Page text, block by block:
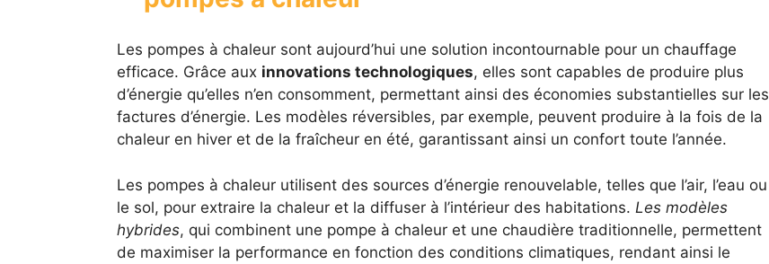
Les pompes à chaleur sont aujourd’hui une solution incontournable pour un chauffage
efficace. Grâce aux innovations technologiques, elles sont capables de produire plus
d’énergie qu’elles n’en consomment, permettant ainsi des économies substantielles sur les
factures d’énergie. Les modèles réversibles, par exemple, peuvent produire à la fois de la
chaleur en hiver et de la fraîcheur en été, garantissant ainsi un confort toute l’année.
Les pompes à chaleur utilisent des sources d’énergie renouvelable, telles que l’air, l’eau ou
le sol, pour extraire la chaleur et la diffuser à l’intérieur des habitations. Les modèles
hybrides, qui combinent une pompe à chaleur et une chaudière traditionnelle, permettent
de maximiser la performance en fonction des conditions climatiques, rendant ainsi le